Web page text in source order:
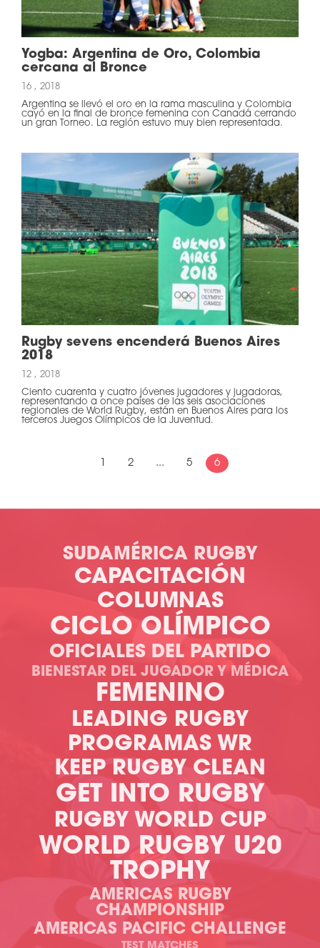
Yogba: Argentina de Oro, Colombia
cercana al Bronce
16 , 2018
Argentina se llevó el oro en la rama masculina y Colombia
cayó en la final de bronce femenina con Canadá cerrando
un gran Torneo. La región estuvo muy bien representada.
Rugby sevens encenderá Buenos Aires
2018
12 , 2018
Ciento cuarenta y cuatro jóvenes jugadores y jugadoras,
representando a once países de las seis asociaciones
regionales de World Rugby, están en Buenos Aires para los
terceros Juegos Olímpicos de la Juventud.
2 ... 5 6
SUDAMÉRICA RUGBY
CAPACITACIÓN
COLUMNAS
CICLO OLÍMPICO
OFICIALES DEL PARTIDO
BIENESTAR DEL JUGADOR Y MÉDICA
FEMENINO
LEADING RUGBY
PROGRAMAS WR
KEEP RUGBY CLEAN
GET INTO RUGBY
RUGBY WORLD CUP
WORLD RUGBY U20
TROPHY
AMERICAS RUGBY
CHAMPIONSHIP
AMERICAS PACIFIC CHALLENGE